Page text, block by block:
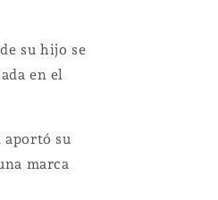
su hijo se
en el
su
marca